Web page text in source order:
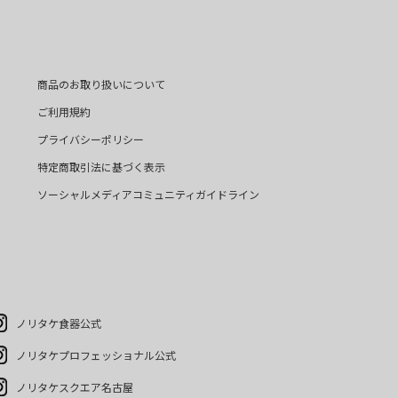
商品のお取り扱いについて
ご利用規約
プライバシーポリシー
特定商取引法に基づく表示
ソーシャルメディアコミュニティガイドライン
ノリタケ食器公式
ノリタケプロフェッショナル公式
ノリタケスクエア名古屋